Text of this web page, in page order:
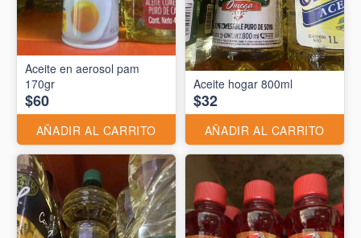
Aceite en aerosol pam
170gr
$60
AÑADIR AL CARRITO
Aceite hogar 800ml
$32
AÑADIR AL CARRITO